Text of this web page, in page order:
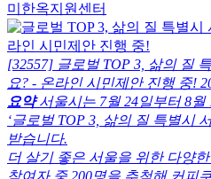
미 한옥지원센터
[32557] 글로벌 TOP 3, 삶의 질
요? - 온라인 시민제안 진행 중!
요약 서울시는 7월 24일부터 8
‘글로벌 TOP 3, 삶의 질 특별시
받습니다.
더 살기 좋은 서울을 위한 다양
참여자 중 200명을 추첨해 커피